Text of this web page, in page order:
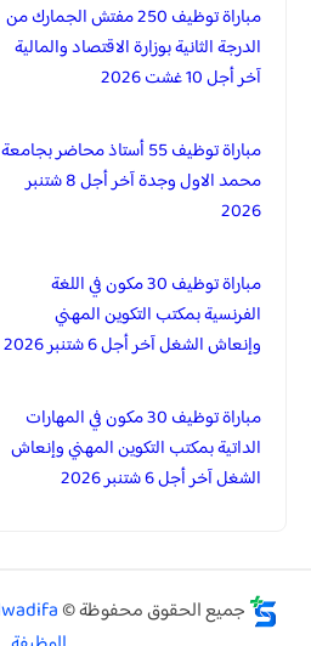
مباراة توظيف 250 مفتش الجمارك من
الدرجة الثانية بوزارة الاقتصاد والمالية
آخر أجل 10 غشت 2026
مباراة توظيف 55 أستاذ محاضر بجامعة
محمد الاول وجدة آخر أجل 8 شتنبر
2026
مباراة توظيف 30 مكون في اللغة
الفرنسية بمكتب التكوين المهني
وإنعاش الشغل آخر أجل 6 شتنبر 2026
مباراة توظيف 30 مكون في المهارات
الداتية بمكتب التكوين المهني وإنعاش
الشغل آخر أجل 6 شتنبر 2026
جميع الحقوق محفوظة ©